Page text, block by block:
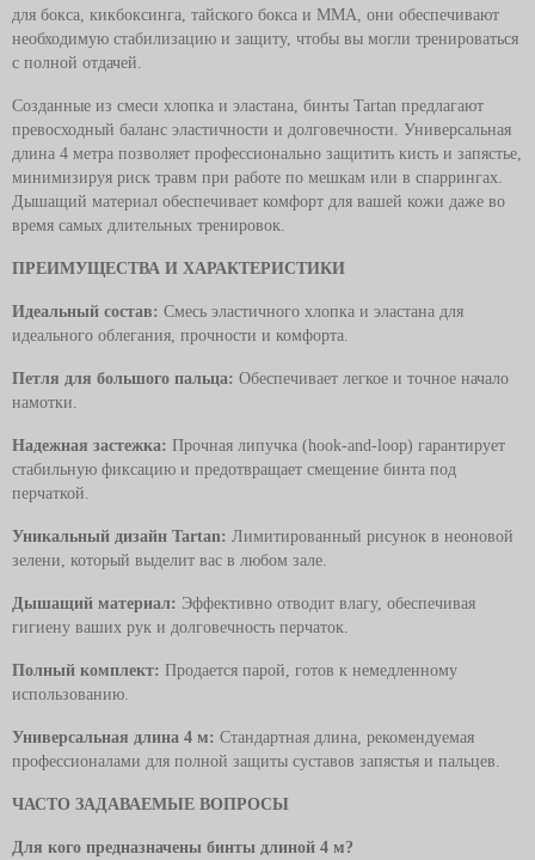
для бокса, кикбоксинга, тайского бокса и ММА, они обеспечивают
необходимую стабилизацию и защиту, чтобы вы могли тренироваться
с полной отдачей.
Созданные из смеси хлопка и эластана, бинты Tartan предлагают
превосходный баланс эластичности и долговечности. Универсальная
длина 4 метра позволяет профессионально защитить кисть и запястье,
минимизируя риск травм при работе по мешкам или в спаррингах.
Дышащий материал обеспечивает комфорт для вашей кожи даже во
время самых длительных тренировок.
ПРЕИМУЩЕСТВА И ХАРАКТЕРИСТИКИ
Идеальный состав: Смесь эластичного хлопка и эластана для
идеального облегания, прочности и комфорта.
Петля для большого пальца: Обеспечивает легкое и точное начало
намотки.
Надежная застежка: Прочная липучка (hook-and-loop) гарантирует
стабильную фиксацию и предотвращает смещение бинта под
перчаткой.
Уникальный дизайн Tartan: Лимитированный рисунок в неоновой
зелени, который выделит вас в любом зале.
Дышащий материал: Эффективно отводит влагу, обеспечивая
гигиену ваших рук и долговечность перчаток.
Полный комплект: Продается парой, готов к немедленному
использованию.
Универсальная длина 4 м: Стандартная длина, рекомендуемая
профессионалами для полной защиты суставов запястья и пальцев.
ЧАСТО ЗАДАВАЕМЫЕ ВОПРОСЫ
Для кого предназначены бинты длиной 4 м?